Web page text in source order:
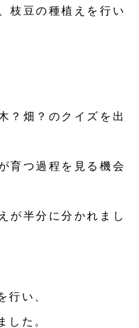
枝豆の種植えを行い
？畑？のクイズを出
育つ過程を見る機会
が半分に分かれまし
行い、
した。